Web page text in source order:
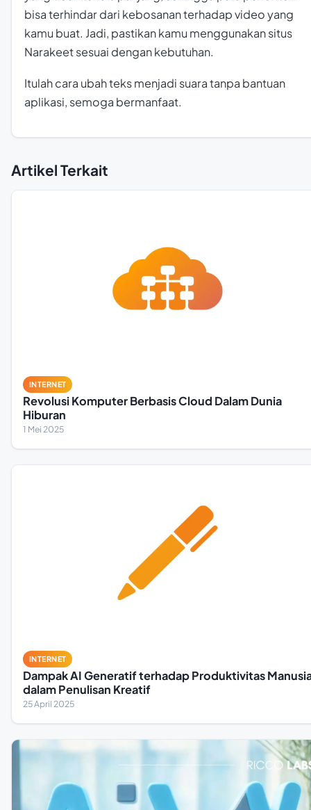
bisa terhindar dari kebosanan terhadap video yang
kamu buat. Jadi, pastikan kamu menggunakan situs
Narakeet sesuai dengan kebutuhan.
Itulah cara ubah teks menjadi suara tanpa bantuan
aplikasi, semoga bermanfaat.
Artikel Terkait
INTERNET
Revolusi Komputer Berbasis Cloud Dalam Dunia
Hiburan
1 Mei 2025
INTERNET
Dampak AI Generatif terhadap Produktivitas
dalam Penulisan Kreatif
25 April 2025